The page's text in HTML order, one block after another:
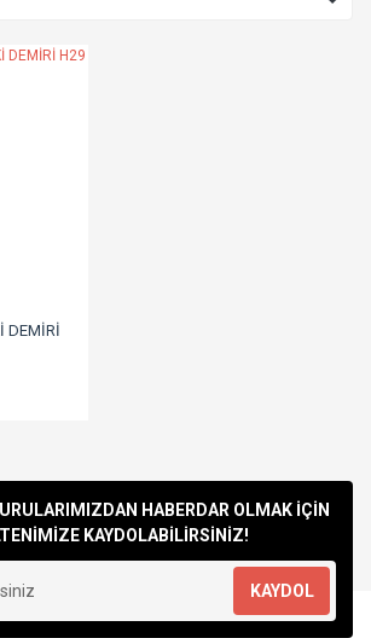
DEMİRİ
HABERDAR OLMAK İÇİN
KAYDOLABİLİRSİNİZ!
KAYDOL